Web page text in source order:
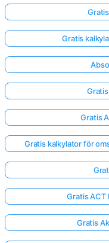
Gratis
Gratis
Gratis kalkylator för
Gratis ACT
Gratis